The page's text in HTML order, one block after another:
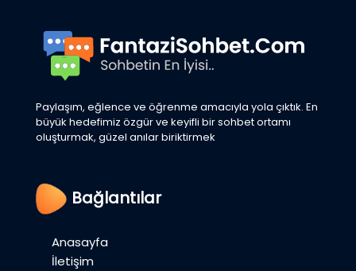
Paylaşım, eğlence ve öğrenme amacıyla yola çıktık. En
büyük hedefimiz özgür ve keyifli bir sohbet ortamı
oluşturmak, güzel anılar biriktirmek
Bağlantılar
Anasayfa
İletişim